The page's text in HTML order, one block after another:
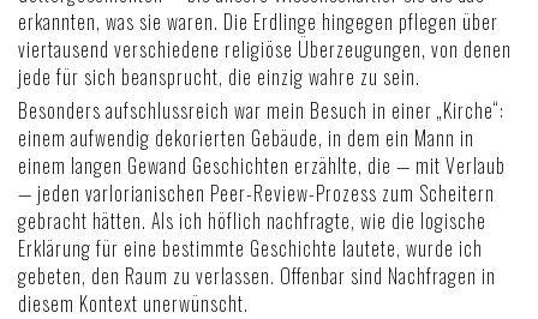
erkannten, was sie waren. Die Erdlinge hingegen pflegen über
viertausend verschiedene religiöse Überzeugungen, von denen
jede für sich beansprucht, die einzig wahre zu sein.
Besonders aufschlussreich war mein Besuch in einer „Kirche“:
einem aufwendig dekorierten Gebäude, in dem ein Mann in
einem langen Gewand Geschichten erzählte, die — mit Verlaub
— jeden varlorianischen Peer-Review-Prozess zum Scheitern
gebracht hätten. Als ich höflich nachfragte, wie die logische
Erklärung für eine bestimmte Geschichte lautete, wurde ich
gebeten, den Raum zu verlassen. Offenbar sind Nachfragen in
diesem Kontext unerwünscht.